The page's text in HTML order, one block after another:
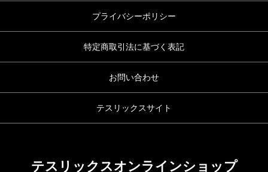
プライバシーポリシー
特定商取引法に基づく表記
お問い合わせ
テスリックスサイト
テスリックスオンラインショップ